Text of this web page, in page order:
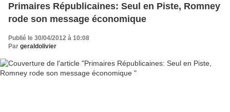
Primaires Républicaines: Seul en Piste, Romney
rode son message économique
Publié le 30/04/2012 à 10:08
Par geraldolivier